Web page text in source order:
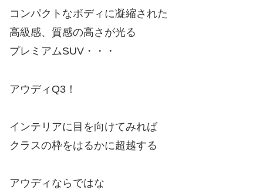
コンパクトなボディに凝縮された
高級感、質感の高さが光る
プレミアムSUV・・・
アウディQ3！
インテリアに目を向けてみれば
クラスの枠をはるかに超越する
アウディならではな